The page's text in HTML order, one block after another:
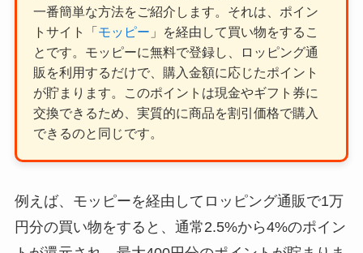
一番簡単な方法をご紹介します。それは、ポイン
トサイト「 モッピー 」を経由して買い物をするこ
とです。モッピーに無料で登録し、ロッピング通
販を利用するだけで、購入金額に応じたポイント
が貯まります。このポイントは現金やギフト券に
交換できるため、実質的に商品を割引価格で購入
できるのと同じです。
例えば、モッピーを経由してロッピング通販で1万
円分の買い物をすると、通常2.5%から4%のポイン